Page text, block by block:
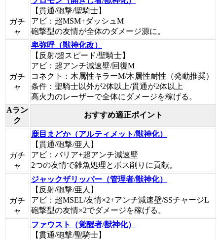
ガチ
ャ
【貫通/砲撃/聖騎士】
アビ：超MSM+ダッシュM
砲撃型の友情が全体のダメージ源に。
ガチ
ャ
卑弥呼（獣神化改）
【反射/超スピード/聖騎士】
アビ：超アンチ減速壁/回復M
コネクト：木属性キラーM/木属性耐性（発動推奨）
条件：聖騎士以外が2体以上/貫通が2体以上
高火力のレーザーで全体にダメージを稼げる。
Aラン
ク
おすすめ適正ポイント
ガチ
ャ
鹿目まどか（アルティメット/獣神化）
【貫通/砲撃/亜人】
アビ：バリア+超アンチ減速壁
2つの友情で雑魚処理とボス削りに貢献。
ガチ
ャ
ジャックザリッパー（管理者/獣神化）
【反射/砲撃/亜人】
アビ：超MSEL/友情×2+アンチ減速壁/SSチャージL
砲撃型の友情×2でダメージを稼げる。
ファウスト（覚醒者/獣神化）
【貫通/砲撃/聖騎士】